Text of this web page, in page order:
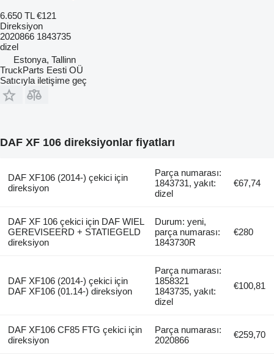
6.650 TL €121
Direksiyon
2020866 1843735
dizel
Estonya, Tallinn
TruckParts Eesti OÜ
Satıcıyla iletişime geç
DAF XF 106 direksiyonlar fiyatları
DAF XF106 (2014-) çekici için
direksiyon
Parça numarası:
1843731, yakıt:
dizel
€67,74
DAF XF 106 çekici için DAF WIEL
GEREVISEERD + STATIEGELD
direksiyon
Durum: yeni,
parça numarası:
1843730R
€280
DAF XF106 (2014-) çekici için
DAF XF106 (01.14-) direksiyon
Parça numarası:
1858321
1843735, yakıt:
dizel
€100,81
DAF XF106 CF85 FTG çekici için
direksiyon
Parça numarası:
2020866
€259,70